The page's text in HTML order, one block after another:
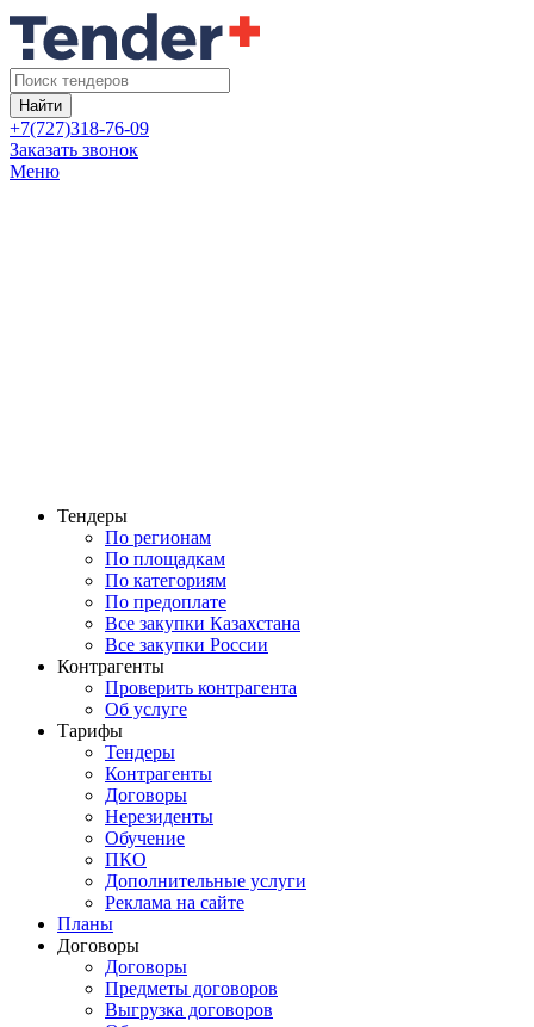
Найти
+7(727)318-76-09
Заказать звонок
Меню
Тендеры
По регионам
По площадкам
По категориям
По предоплате
Все закупки Казахстана
Все закупки России
Контрагенты
Проверить контрагента
Об услуге
Тарифы
Тендеры
Контрагенты
Договоры
Нерезиденты
Обучение
ПКО
Дополнительные услуги
Реклама на сайте
Планы
Договоры
Договоры
Предметы договоров
Выгрузка договоров